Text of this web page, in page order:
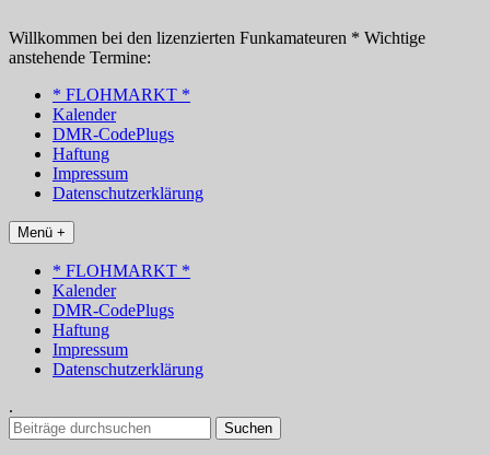
Inhalt
springen
Willkommen bei den lizenzierten Funkamateuren * Wichtige
anstehende Termine:
* FLOHMARKT *
Kalender
DMR-CodePlugs
Haftung
Impressum
Datenschutzerklärung
Menü +
* FLOHMARKT *
Kalender
DMR-CodePlugs
Haftung
Impressum
Datenschutzerklärung
.
Suchen
nach: